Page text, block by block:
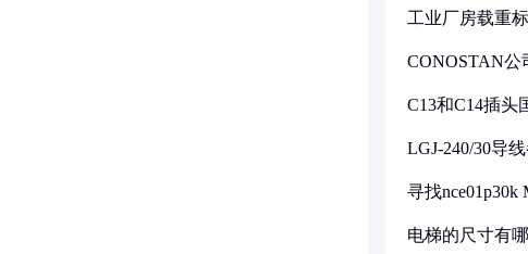
工业厂房载重
CONOSTAN公
C13和C14插头
LGJ-240/30导
寻找nce01p30k
电梯的尺寸有